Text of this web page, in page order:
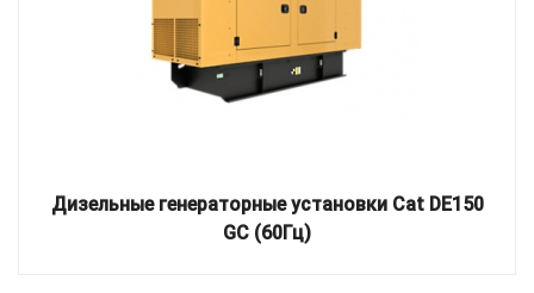
Дизельные генераторные установки Cat DE150
GC (60Гц)